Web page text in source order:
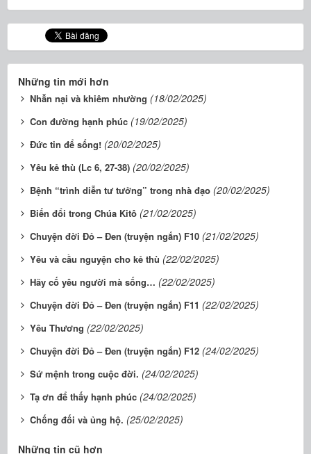
Những tin mới hơn
Nhẫn nại và khiêm nhường (18/02/2025)
Con đường hạnh phúc (19/02/2025)
Đức tin để sống! (20/02/2025)
Yêu kẻ thù (Lc 6, 27-38) (20/02/2025)
Bệnh “trình diễn tư tưởng” trong nhà đạo (20/02/2025)
Biến đổi trong Chúa Kitô (21/02/2025)
Chuyện đời Đỏ – Đen (truyện ngắn) F10 (21/02/2025)
Yêu và cầu nguyện cho kẻ thù (22/02/2025)
Hãy cố yêu người mà sống… (22/02/2025)
Chuyện đời Đỏ – Đen (truyện ngắn) F11 (22/02/2025)
Yêu Thương (22/02/2025)
Chuyện đời Đỏ – Đen (truyện ngắn) F12 (24/02/2025)
Sứ mệnh trong cuộc đời. (24/02/2025)
Tạ ơn để thấy hạnh phúc (24/02/2025)
Chống đối và ủng hộ. (25/02/2025)
Những tin cũ hơn